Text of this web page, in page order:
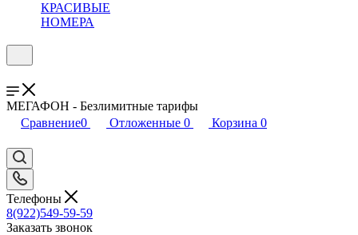
КРАСИВЫЕ
НОМЕРА
МЕГАФОН - Безлимитные тарифы
Сравнение0 Отложенные 0 Корзина 0
Телефоны
8(922)549-59-59
Заказать звонок